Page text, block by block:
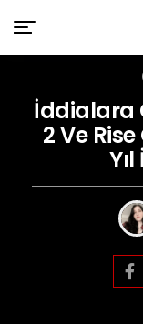
İddialara
2 Ve